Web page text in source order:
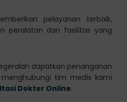
pelayanan terbaik,
peralatan dan fasilitas yang
dapatkan penanganan
tim medis kami
Dokter Online.